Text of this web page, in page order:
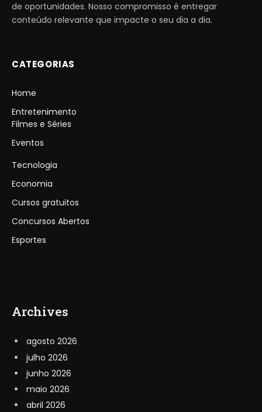
de oportunidades. Nosso compromisso é entregar
conteúdo relevante que impacte o seu dia a dia.
CATEGORIAS
Home
Entretenimento
Filmes e Séries
Eventos
Tecnologia
Economia
Cursos gratuitos
Concursos Abertos
Esportes
Archives
agosto 2026
julho 2026
junho 2026
maio 2026
abril 2026